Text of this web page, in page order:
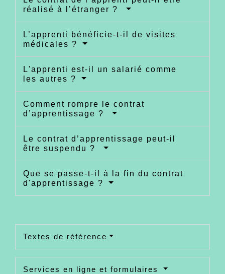
réalisé à l’étranger ?
L’apprenti bénéficie-t-il de visites
médicales ?
L'apprenti est-il un salarié comme
les autres ?
Comment rompre le contrat
d’apprentissage ?
Le contrat d’apprentissage peut-il
être suspendu ?
Que se passe-t-il à la fin du contrat
d'apprentissage ?
Textes de référence
Services en ligne et formulaires